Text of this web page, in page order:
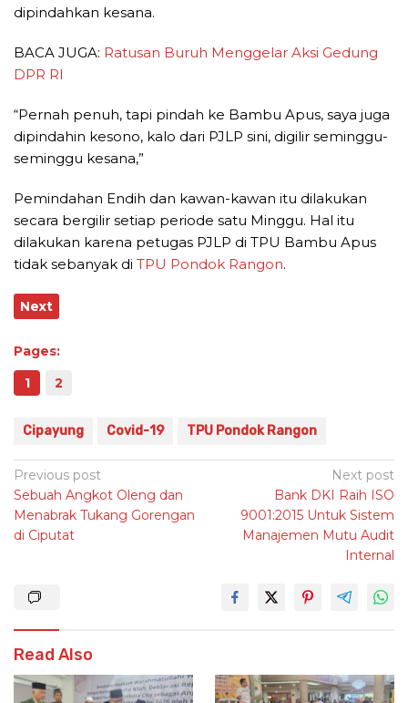
dipindahkan kesana.
BACA JUGA: Ratusan Buruh Menggelar Aksi Gedung
DPR RI
“Pernah penuh, tapi pindah ke Bambu Apus, saya juga
dipindahin kesono, kalo dari PJLP sini, digilir seminggu-
seminggu kesana,”
Pemindahan Endih dan kawan-kawan itu dilakukan
secara bergilir setiap periode satu Minggu. Hal itu
dilakukan karena petugas PJLP di TPU Bambu Apus
tidak sebanyak di TPU Pondok Rangon.
Next
Pages:
1
2
Cipayung Covid-19 TPU Pondok Rangon
Post
navigation
Previous post
Sebuah Angkot Oleng dan
Menabrak Tukang Gorengan
di Ciputat
Next post
Bank DKI Raih ISO
9001:2015 Untuk Sistem
Manajemen Mutu Audit
Internal
Read Also